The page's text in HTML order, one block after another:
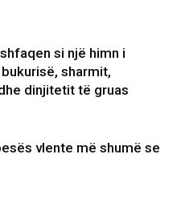
si një himn i
sharmit,
dinjitetit të gruas
vlente më shumë se